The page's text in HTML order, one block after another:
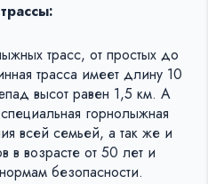
трасс, от простых до
трасса имеет длину 10
высот равен 1,5 км. А
горнолыжная
всей семьей, а так же и
в возрасте от 50 лет и
безопасности.